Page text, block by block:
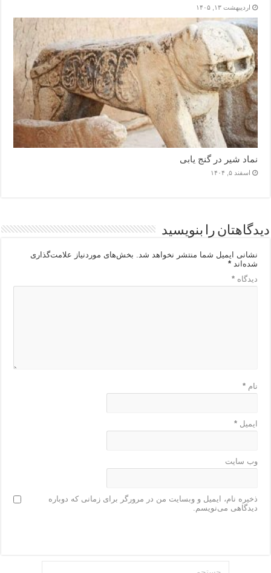
اردیبهشت ۱۳, ۱۴۰۵
نماد شیر در گنج یابی
اسفند ۵, ۱۴۰۴
دیدگاهتان را بنویسید
نشانی ایمیل شما منتشر نخواهد شد. بخش‌های موردنیاز علامت‌گذاری
شده‌اند*
دیدگاه*
نام*
ایمیل*
وب‌ سایت
ذخیره نام، ایمیل و وبسایت من در مرورگر برای زمانی که دوباره
دیدگاهی می‌نویسم.